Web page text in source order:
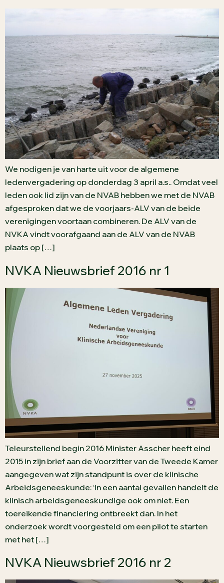
We nodigen je van harte uit voor de algemene
ledenvergadering op donderdag 3 april a.s.. Omdat veel
leden ook lid zijn van de NVAB hebben we met de NVAB
afgesproken dat we de voorjaars-ALV van de beide
verenigingen voortaan combineren. De ALV van de
NVKA vindt voorafgaand aan de ALV van de NVAB
plaats op […]
NVKA Nieuwsbrief 2016 nr 1
Teleurstellend begin 2016 Minister Asscher heeft eind
2015 in zijn brief aan de Voorzitter van de Tweede Kamer
aangegeven wat zijn standpunt is over de klinische
Arbeidsgeneeskunde: ‘In een aantal gevallen handelt de
klinisch arbeidsgeneeskundige ook om niet. Een
toereikende financiering ontbreekt dan. In het
onderzoek wordt voorgesteld om een pilot te starten
met het […]
NVKA Nieuwsbrief 2016 nr 2